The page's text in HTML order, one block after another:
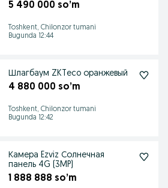
5 490 000 so’m
Toshkent, Chilonzor tumani
Bugunda 12:44
Шлагбаум ZKTeco оранжевый
4 880 000 so’m
Toshkent, Chilonzor tumani
Bugunda 12:42
Камера Ezviz Солнечная
панель 4G (3MP)
1 888 888 so’m